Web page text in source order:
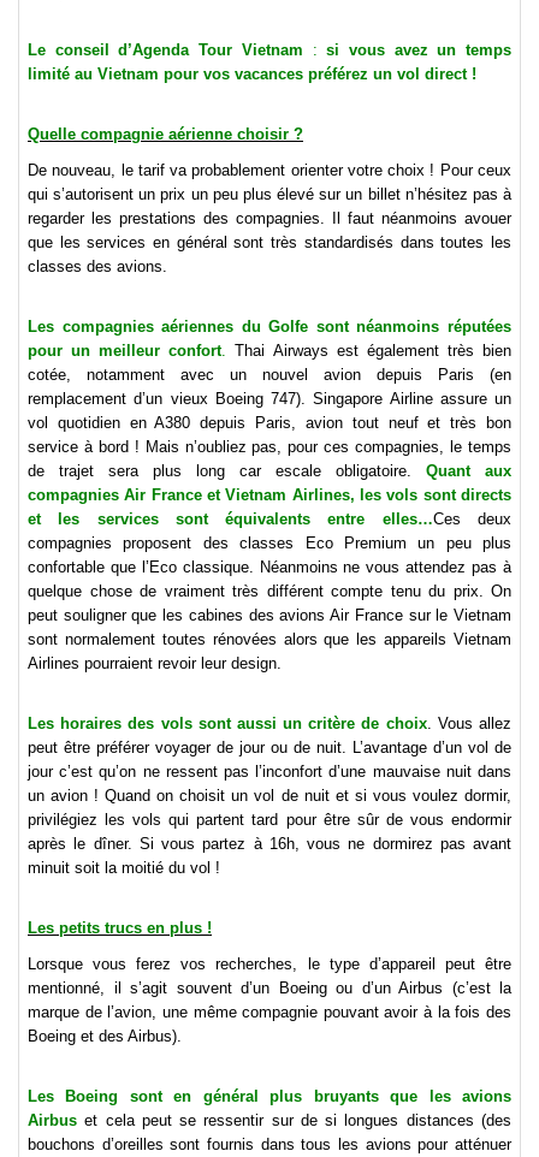
Le conseil d’Agenda Tour Vietnam :si vous avez un temps
limité au Vietnam pour vos vacances préférez un vol direct !
Quelle compagnie aérienne choisir ?
De nouveau, le tarif va probablement orienter votre choix ! Pour ceux
qui s’autorisent un prix un peu plus élevé sur un billet n’hésitez pas à
regarder les prestations des compagnies. Il faut néanmoins avouer
que les services en général sont très standardisés dans toutes les
classes des avions.
Les compagnies aériennes du Golfe sont néanmoins réputées
pour un meilleur confort.
Thai Airways est également très bien
cotée, notamment avec un nouvel avion depuis Paris (en
remplacement d’un vieux Boeing 747). Singapore Airline assure un
vol quotidien en A380 depuis Paris, avion tout neuf et très bon
service à bord ! Mais n’oubliez pas, pour ces compagnies, le temps
de trajet sera plus long car escale obligatoire. Quant aux
compagnies Air France et Vietnam Airlines, les vols sont directs
et les services sont équivalents entre elles…Ces deux
compagnies proposent des classes Eco Premium un peu plus
confortable que l’Eco classique. Néanmoins ne vous attendez pas à
quelque chose de vraiment très différent compte tenu du prix. On
peut souligner que les cabines des avions Air France sur le Vietnam
sont normalement toutes rénovées alors que les appareils Vietnam
Airlines pourraient revoir leur design.
Les horaires des vols sont aussi un critère de choix. Vous allez
peut être préférer voyager de jour ou de nuit. L’avantage d’un vol de
jour c’est qu’on ne ressent pas l’inconfort d’une mauvaise nuit dans
un avion ! Quand on choisit un vol de nuit et si vous voulez dormir,
privilégiez les vols qui partent tard pour être sûr de vous endormir
après le dîner. Si vous partez à 16h, vous ne dormirez pas avant
minuit soit la moitié du vol !
Les petits trucs en plus !
Lorsque vous ferez vos recherches, le type d’appareil peut être
mentionné, il s’agit souvent d’un Boeing ou d’un Airbus (c’est la
marque de l’avion, une même compagnie pouvant avoir à la fois des
Boeing et des Airbus).
Les Boeing sont en général plus bruyants que les avions
Airbus et cela peut se ressentir sur de si longues distances (des
bouchons d’oreilles sont fournis dans tous les avions pour atténuer